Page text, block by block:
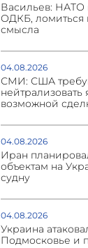
Васильев: НАТО
ОДКБ, ломиться
смысла
04.08.2026
СМИ: США
возможной
04.08.2026
Иран
объектам на
судну
04.08.2026
Украина
Подмосковье и